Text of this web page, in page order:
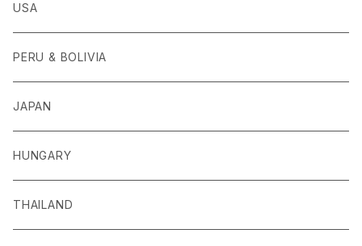
USA
PERU & BOLIVIA
JAPAN
HUNGARY
THAILAND